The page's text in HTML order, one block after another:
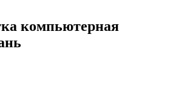
компьютерная